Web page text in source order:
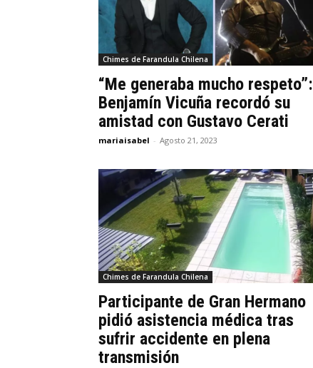
Chimes de Farandula Chilena
“Me generaba mucho respeto”:
Benjamín Vicuña recordó su
amistad con Gustavo Cerati
mariaisabel - Agosto 21, 2023
Chimes de Farandula Chilena
Participante de Gran Hermano
pidió asistencia médica tras
sufrir accidente en plena
transmisión